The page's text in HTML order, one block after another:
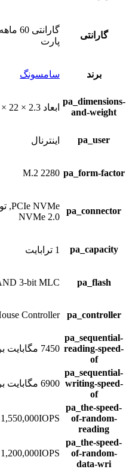
گارانتی
پارت
برند سامسونگ
pa_dimensions-
and-weight
ابعاد 2.3 × 22 × 80 میلی‌متر – وزن 9 گرم
pa_user اینترنال
pa_form-factor
2280 M.2
pa_connector
NVMe 2.0
pa_capacity 1 ترابایت
pa_flash
3-bit MLC
pa_controller
Controller
pa_sequential-
reading-speed-
of
7450 مگابایت بر ثانیه
pa_sequential-
writing-speed-
of
6900 مگابایت بر ثانیه
pa_the-speed-
of-random-
reading
1,550,000IOPS
pa_the-speed-
of-random-
data-wri
1,200,000IOPS